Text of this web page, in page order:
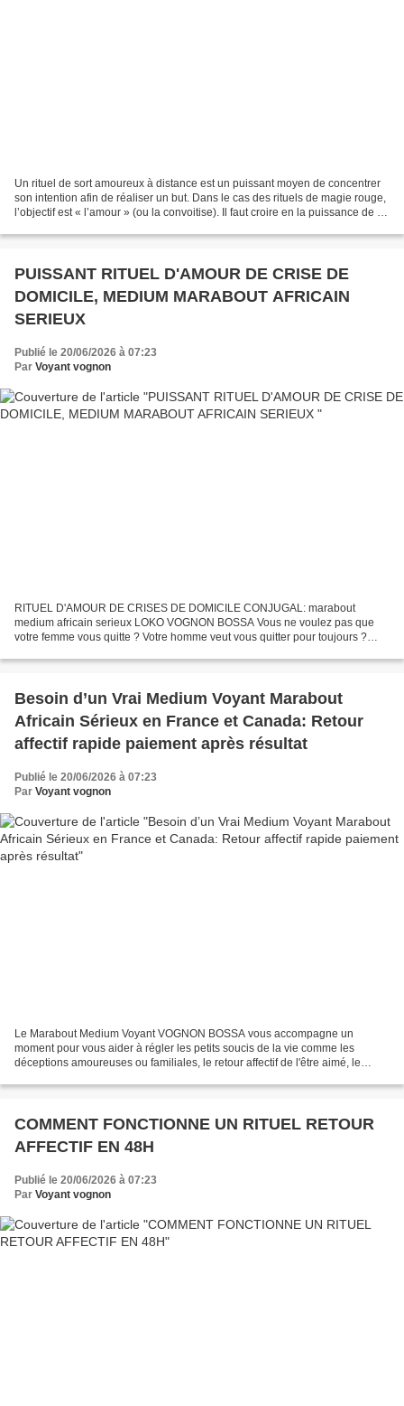
Un rituel de sort amoureux à distance est un puissant moyen de concentrer
son intention afin de réaliser un but. Dans le cas des rituels de magie rouge,
l’objectif est « l’amour » (ou la convoitise). Il faut croire en la puissance de la
PUISSANT RITUEL D'AMOUR DE CRISE DE
DOMICILE, MEDIUM MARABOUT AFRICAIN
SERIEUX
Publié le 20/06/2026 à 07:23
Par Voyant vognon
RITUEL D'AMOUR DE CRISES DE DOMICILE CONJUGAL: marabout
medium africain serieux LOKO VOGNON BOSSA Vous ne voulez pas que
votre femme vous quitte ? Votre homme veut vous quitter pour toujours ?
Besoin d’un Vrai Medium Voyant Marabout
Africain Sérieux en France et Canada: Retour
affectif rapide paiement après résultat
Publié le 20/06/2026 à 07:23
Par Voyant vognon
Le Marabout Medium Voyant VOGNON BOSSA vous accompagne un
moment pour vous aider à régler les petits soucis de la vie comme les
déceptions amoureuses ou familiales, le retour affectif de l'être aimé, le
COMMENT FONCTIONNE UN RITUEL RETOUR
AFFECTIF EN 48H
Publié le 20/06/2026 à 07:23
Par Voyant vognon